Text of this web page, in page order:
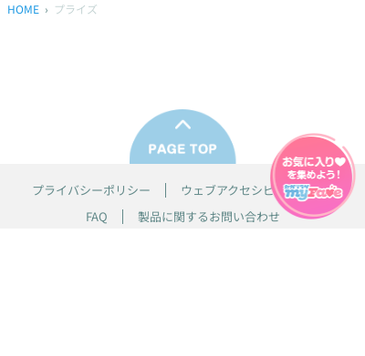
HOME プライズ
プライバシーポリシー
ウェブアクセシビリティ方針
FAQ
製品に関するお問い合わせ